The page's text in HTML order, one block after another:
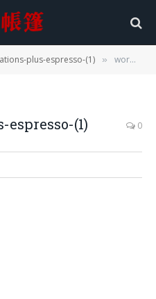
plus-espresso-(1) » work-stations-plus-espresso-(1)
(1) 0